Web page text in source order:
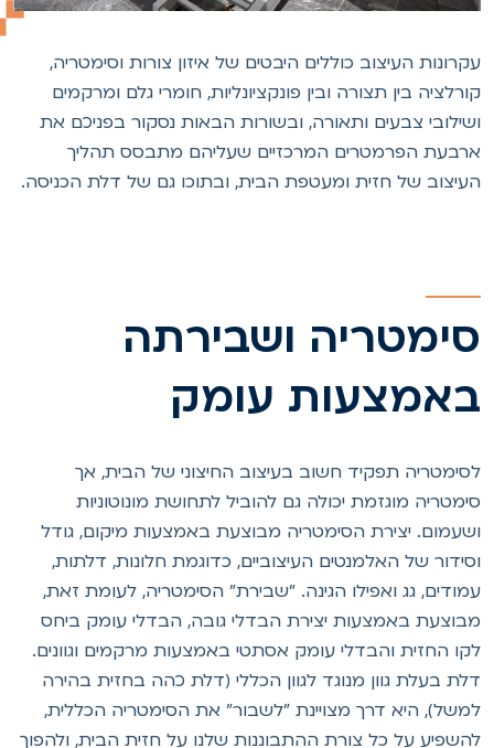
העיצוב כוללים היבטים של איזון צורות וסימטריה,
בין תצורה ובין פונקציונליות, חומרי גלם ומרקמים
צבעים ותאורה, ובשורות הבאות נסקור בפניכם את
הפרמטרים המרכזיים שעליהם מתבסס תהליך
של חזית ומעטפת הבית, ובתוכו גם של דלת הכניסה.
ושבירתה
עומק
תפקיד חשוב בעיצוב החיצוני של הבית, אך
מוגזמת יכולה גם להוביל לתחושת מונוטוניות
יצירת הסימטריה מבוצעת באמצעות מיקום, גודל
של האלמנטים העיצוביים, כדוגמת חלונות, דלתות,
גג ואפילו הגינה. "שבירת" הסימטריה, לעומת זאת,
באמצעות יצירת הבדלי גובה, הבדלי עומק ביחס
החזית והבדלי עומק אסתטי באמצעות מרקמים וגוונים.
בעלת גוון מנוגד לגוון הכללי (דלת כהה בחזית בהירה
היא דרך מצויינת "לשבור" את הסימטריה הכללית,
על כל צורת ההתבוננות שלנו על חזית הבית, ולהפוך